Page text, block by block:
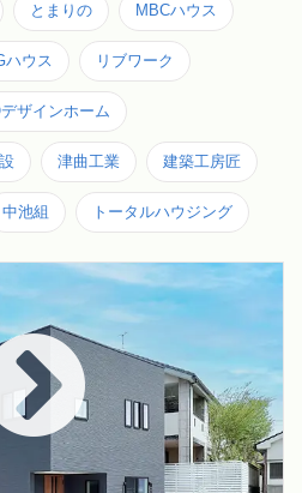
とまりの MBCハウス
ハウス リブワーク
ザインホーム
津曲工業 建築工房匠
中池組 トータルハウジング